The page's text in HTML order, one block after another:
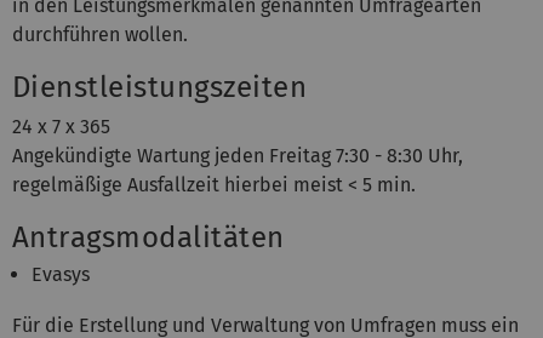
in den Leistungsmerkmalen genannten Umfragearten
durchführen wollen.
Dienstleistungszeiten
24 x 7 x 365
Angekündigte Wartung jeden Freitag 7:30 - 8:30 Uhr,
regelmäßige Ausfallzeit hierbei meist < 5 min.
Antragsmodalitäten
Evasys
Für die Erstellung und Verwaltung von Umfragen muss ein